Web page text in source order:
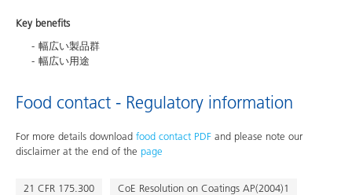
Key benefits
幅広い製品群
幅広い用途
Food contact - Regulatory information
For more details download food contact PDF and please note our
disclaimer at the end of the page
21 CFR 175.300 CoE Resolution on Coatings AP(2004)1